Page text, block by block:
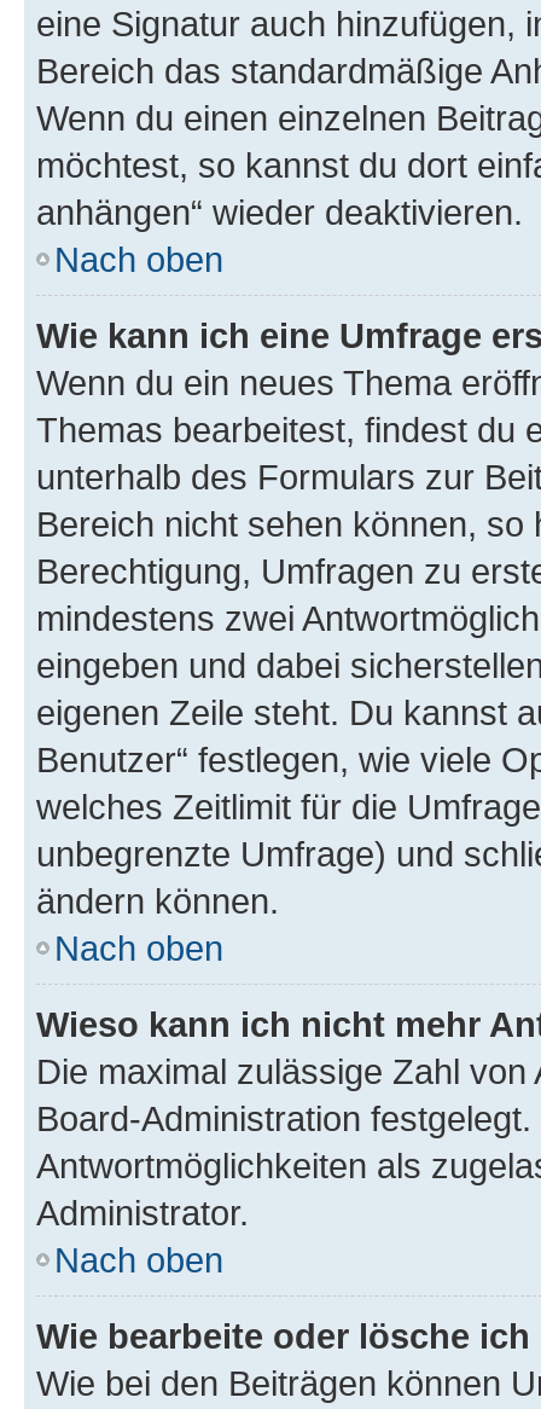
eine Signatur auch hinzufügen,
Bereich das standardmäßige
Wenn du einen einzelnen
möchtest, so kannst du dort
anhängen“ wieder deaktivieren.
Nach oben
Wie kann ich eine Umfrage
Wenn du ein neues Thema
Themas bearbeitest, findest du
unterhalb des Formulars zur
Bereich nicht sehen können,
Berechtigung, Umfragen zu
mindestens zwei
eingeben und dabei
eigenen Zeile steht. Du kannst
Benutzer“ festlegen, wie viele
welches Zeitlimit für die
unbegrenzte Umfrage) und
ändern können.
Nach oben
Wieso kann ich nicht mehr
Die maximal zulässige Zahl
Board-Administration
Antwortmöglichkeiten als
Administrator.
Nach oben
Wie bearbeite oder lösche
Wie bei den Beiträgen können